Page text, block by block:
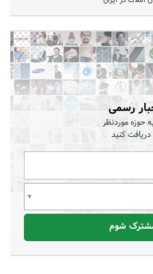
رسمی
حوزه موردنظر
کنید
شوم